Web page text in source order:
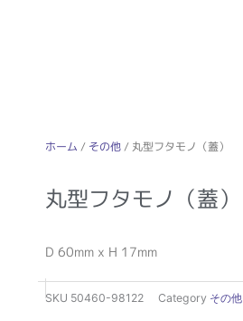
ホーム / その他/ 丸型フタモノ（蓋）
丸型フタモノ（蓋）
D 60mm x H 17mm
SKU 50460-98122 Category その他